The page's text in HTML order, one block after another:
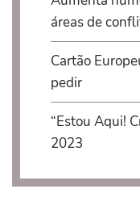
áreas de
Cartão
pedir
“Estou Aqui!
2023